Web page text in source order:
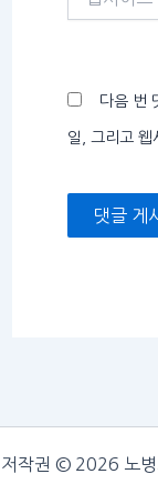
다음 번
일, 그리고 웹
저작권 © 2026 노